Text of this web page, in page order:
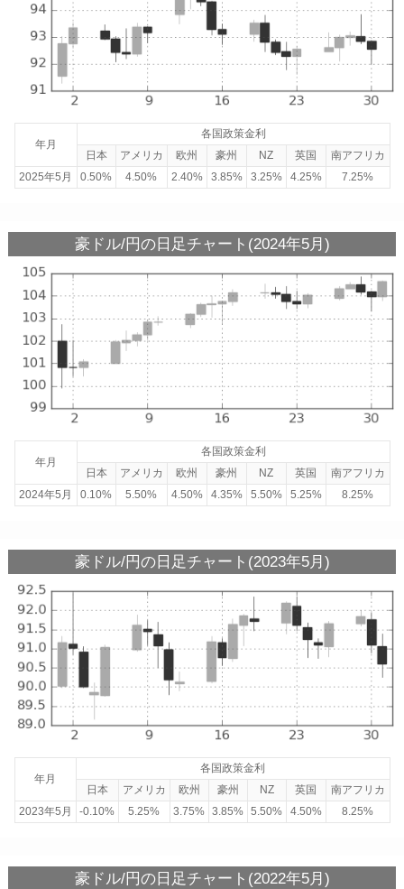
年月
各国政策金利
日本
アメリカ 欧州 豪州 NZ 英国
南アフリカ
2025年5月
0.50% 4.50% 2.40% 3.85% 3.25% 4.25% 7.25%
豪ドル/円の日足チャート(2024年5月)
年月
各国政策金利
日本
アメリカ 欧州 豪州 NZ 英国
南アフリカ
2024年5月
0.10% 5.50% 4.50% 4.35% 5.50% 5.25% 8.25%
豪ドル/円の日足チャート(2023年5月)
年月
各国政策金利
日本
アメリカ 欧州 豪州 NZ 英国
南アフリカ
2023年5月
-0.10% 5.25% 3.75% 3.85% 5.50% 4.50% 8.25%
豪ドル/円の日足チャート(2022年5月)